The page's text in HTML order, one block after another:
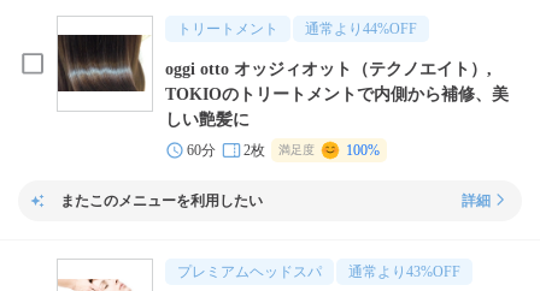
トリートメント 通常より 44%OFF
oggi otto オッジィオット（テクノエイト）,
TOKIOのトリートメントで内側から補修、美
しい艶髪に
60分 2枚 満足度 100%
またこのメニューを利用したい 詳細
プレミアムヘッドスパ 通常より 43%OFF